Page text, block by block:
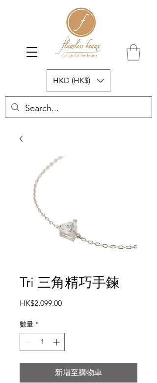
HKD (HK$)
Tri 三角精巧手鍊
HK$2,099.00價
數量 *
新增至購物車